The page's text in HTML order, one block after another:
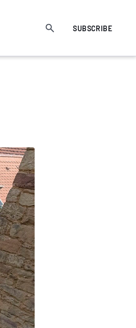
SUBSCRIBE